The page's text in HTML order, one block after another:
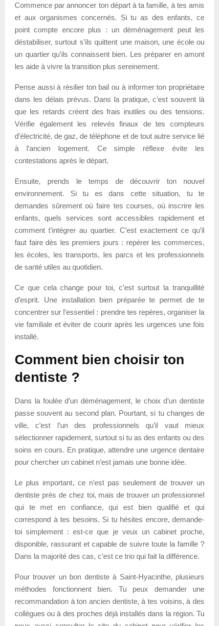
Commence par annoncer ton départ à ta famille, à tes amis
et aux organismes concernés. Si tu as des enfants, ce
point compte encore plus : un déménagement peut les
déstabiliser, surtout s’ils quittent une maison, une école ou
un quartier qu’ils connaissent bien. Les préparer en amont
les aide à vivre la transition plus sereinement.
Pense aussi à résilier ton bail ou à informer ton propriétaire
dans les délais prévus. Dans la pratique, c’est souvent là
que les retards créent des frais inutiles ou des tensions.
Vérifie également les relevés finaux de tes compteurs
d’électricité, de gaz, de téléphone et de tout autre service lié
à l’ancien logement. Ce simple réflexe évite les
contestations après le départ.
Ensuite, prends le temps de découvrir ton nouvel
environnement. Si tu es dans cette situation, tu te
demandes sûrement où faire tes courses, où inscrire les
enfants, quels services sont accessibles rapidement et
comment t’intégrer au quartier. C’est exactement ce qu’il
faut faire dès les premiers jours : repérer les commerces,
les écoles, les transports, les parcs et les professionnels
de santé utiles au quotidien.
Ce que cela change pour toi, c’est surtout la tranquillité
d’esprit. Une installation bien préparée te permet de te
concentrer sur l’essentiel : prendre tes repères, organiser la
vie familiale et éviter de courir après les urgences une fois
installé.
Comment bien choisir ton
dentiste ?
Dans la foulée d’un déménagement, le choix d’un dentiste
passe souvent au second plan. Pourtant, si tu changes de
ville, c’est l’un des professionnels qu’il vaut mieux
sélectionner rapidement, surtout si tu as des enfants ou des
soins en cours. En pratique, attendre une urgence dentaire
pour chercher un cabinet n’est jamais une bonne idée.
Le plus important, ce n’est pas seulement de trouver un
dentiste près de chez toi, mais de trouver un professionnel
qui te met en confiance, qui est bien qualifié et qui
correspond à tes besoins. Si tu hésites encore, demande-
toi simplement : est-ce que je veux un cabinet proche,
disponible, rassurant et capable de suivre toute la famille ?
Dans la majorité des cas, c’est ce trio qui fait la différence.
Pour trouver un bon dentiste à Saint-Hyacinthe, plusieurs
méthodes fonctionnent bien. Tu peux demander une
recommandation à ton ancien dentiste, à tes voisins, à des
collègues ou à des proches déjà installés dans la région. Tu